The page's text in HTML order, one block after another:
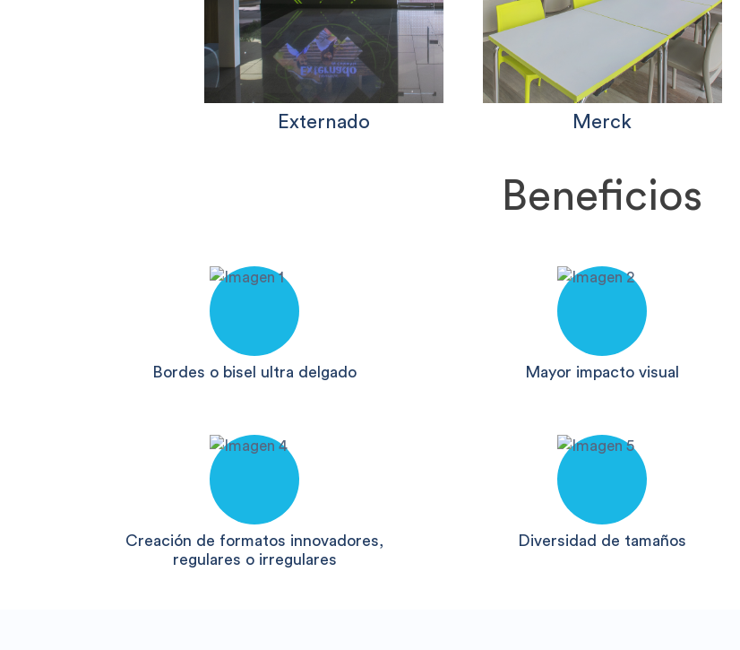
Externado Merck
Beneficios
Bordes o bisel ultra delgado Mayor impacto visual
Creación de formatos innovadores,
regulares o irregulares
Diversidad de tamaños